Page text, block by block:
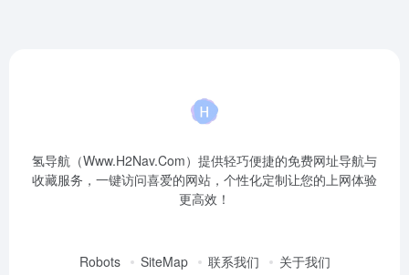
氢导航（Www.H2Nav.Com）提供轻巧便捷的免费网址导航与
收藏服务，一键访问喜爱的网站，个性化定制让您的上网体验
更高效！
Robots SiteMap 联系我们 关于我们